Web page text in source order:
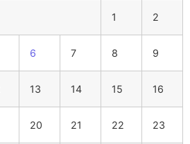
1 2
6 7 8 9
13 14 15 16
20 21 22 23